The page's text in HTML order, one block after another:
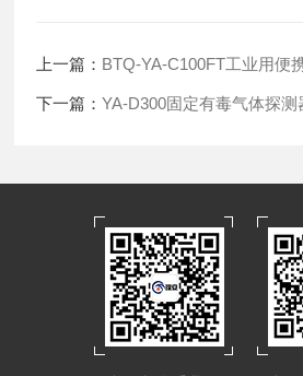
上一篇： BTQ-YA-C100FT工业用便
下一篇：YA-D300固定有毒气体探测